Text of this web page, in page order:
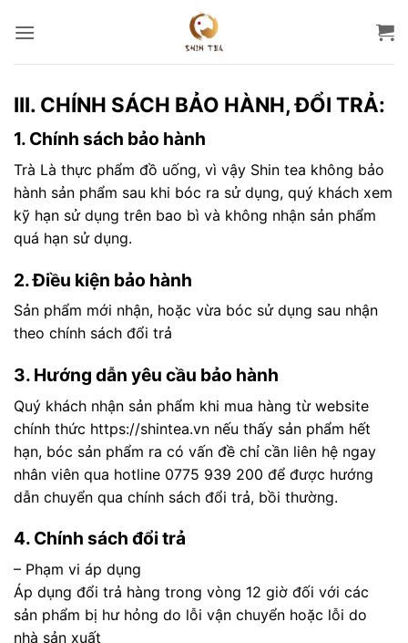
qua
III. CHÍNH SÁCH BẢO HÀNH, ĐỔI TRẢ:
1. Chính sách bảo hành
Trà Là thực phẩm đồ uống, vì vậy Shin tea không bảo
hành sản phẩm sau khi bóc ra sử dụng, quý khách xem
kỹ hạn sử dụng trên bao bì và không nhận sản phẩm
quá hạn sử dụng.
2. Điều kiện bảo hành
Sản phẩm mới nhận, hoặc vừa bóc sử dụng sau nhận
theo chính sách đổi trả
3. Hướng dẫn yêu cầu bảo hành
Quý khách nhận sản phẩm khi mua hàng từ website
chính thức https://shintea.vn nếu thấy sản phẩm hết
hạn, bóc sản phẩm ra có vấn đề chỉ cần liên hệ ngay
nhân viên qua hotline 0775 939 200 để được hướng
dẫn chuyển qua chính sách đổi trả, bồi thường.
4. Chính sách đổi trả
– Phạm vi áp dụng
Áp dụng đổi trả hàng trong vòng 12 giờ đối với các
sản phẩm bị hư hỏng do lỗi vận chuyển hoặc lỗi do
nhà sản xuất